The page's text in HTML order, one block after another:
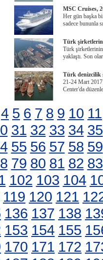
MSC Cruises,
Her gün başka
sadece bununla
Türk
Türk şirketlerinin
yaklaştı. Son
Türk denizcilik
21-24 Mart 2017
Center'da
4 5 6 7 8 9 10 11
31 32 33 34 35
55 56 57 58 59
79 80 81 82 83
102 103 104
119 120 121
136 137 138
153 154 155
170 171 172